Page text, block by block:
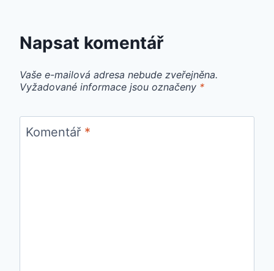
Napsat komentář
Vaše e-mailová adresa nebude zveřejněna.
Vyžadované informace jsou označeny *
Komentář *